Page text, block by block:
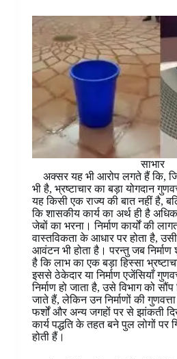
साभार
अक्सर यह भी आरोप लगते हैं कि,
भी है, भ्रष्टाचार का बड़ा योगदान
यह किसी एक राज्य की बात नहीं है,
कि शासकीय कार्य का अर्थ ही है
जेबों का भरना। निर्माण कार्यों की
वास्तविकता के आधार पर होता है,
आवंटन भी होता है। परन्तु जब निर्माण
है कि लाभ का एक बड़ा हिस्सा
इससे ठेकेदार या निर्माण एजेंसियाँ
निर्माण हो जाता है, उसे विभाग को
जाते हैं, लेकिन उन निर्माणों की गुणवत्ता
फर्शों और अन्य जगहों पर से झांकती
कार्य पद्धति के तहत बने पुल लोगों पर
होती हैं।